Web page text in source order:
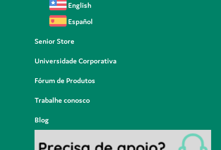
English
Español
Senior Store
Universidade Corporativa
Fórum de Produtos
Trabalhe conosco
Blog